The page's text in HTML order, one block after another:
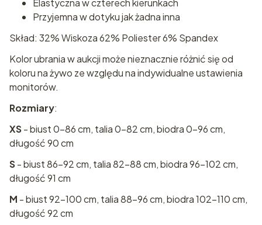
Elastyczna w czterech kierunkach
Przyjemna w dotyku jak żadna inna
Skład: 32% Wiskoza 62% Poliester 6% Spandex
Kolor ubrania w aukcji może nieznacznie różnić się od
koloru na żywo ze względu na indywidualne ustawienia
monitorów.
Rozmiary:
XS- biust 0-86 cm, talia 0-82 cm, biodra 0-96 cm,
długość 90 cm
S- biust 86-92 cm, talia 82-88 cm, biodra 96-102 cm,
długość 91 cm
M - biust 92-100 cm, talia 88-96 cm, biodra 102-110 cm,
długość 92 cm